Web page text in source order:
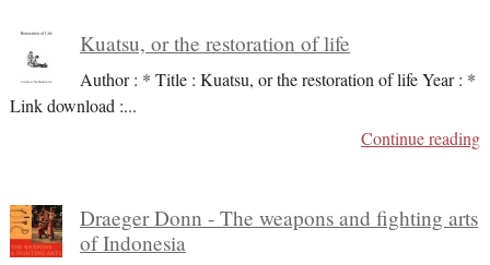
Kuatsu, or the restoration of life
Author : * Title : Kuatsu, or the restoration of life Year : *
Link download :...
Continue reading
Draeger Donn - The weapons and fighting arts
of Indonesia